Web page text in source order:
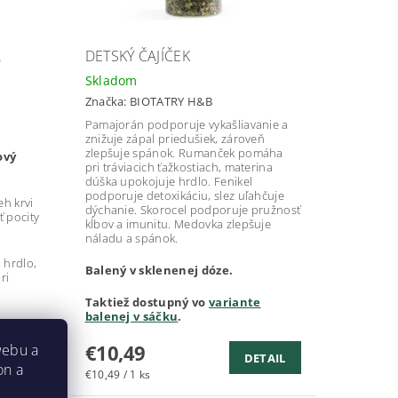
krvi
pocity
hrdlo,
DETSKÝ ČAJÍČEK
Skladom
Značka: BIOTATRY H&B
Pamajorán podporuje vykašliavanie a
znižuje zápal priedušiek, zároveň
zlepšuje spánok. Rumanček pomáha
pri tráviacich ťažkostiach, materina
dúška upokojuje hrdlo. Fenikel
podporuje detoxikáciu, slez uľahčuje
dýchanie. Skorocel podporuje pružnosť
kĺbov a imunitu. Medovka zlepšuje
náladu a spánok.
Balený v sklenenej dóze.
Taktiež dostupný vo variante
balenej v sáčku.
€10,49
€10,49 / 1 ks
DETAIL
a
a